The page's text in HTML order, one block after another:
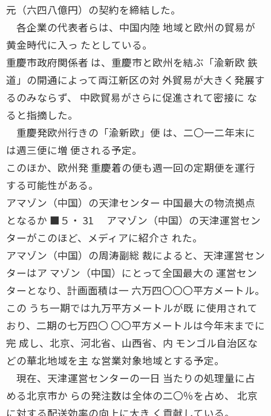
元（六四八億円）の契約を締結した。
各企業の代表者らは、中国内陸 地域と欧州の貿易が
黄金時代に入っ たとしている。
重慶市政府関係者 は、重慶市と欧州を結ぶ「渝新欧 鉄
道」の開通によって両江新区の対 外貿易が大きく発展す
るのみならず、 中欧貿易がさらに促進されて密接に な
ると指摘した。
重慶発欧州行きの「渝新欧」便 は、二〇一二年末に
は週三便に増 便される予定。
このほか、欧州発 重慶着の便も週一回の定期便を運行
する可能性がある。
アマゾン（中国）の天津センター 中国最大の物流拠点
となるか ■５・ 31 アマゾン（中国）の天津運営セン
ターがこのほど、メディアに紹介さ れた。
アマゾン（中国）の周涛副総 裁によると、天津運営セン
ターはア マゾン（中国）にとって全国最大の 運営セン
ターとなり、計画面積は一 六万四〇〇〇平方メートル。
この うち一期では九万平方メートルが既 に使用されて
おり、二期の七万四〇 〇〇平方メートルは今年末までに
完 成し、北京、河北省、山西省、内 モンゴル自治区な
どの華北地域を主 な営業対象地域とする予定。
現在、天津運営センターの一日 当たりの処理量に占
める北京市か らの発注数は全体の二〇％を占め、 北京
に対する配送効率の向上に大き く貢献している。